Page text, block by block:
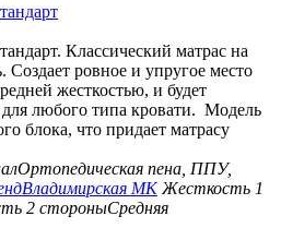
Классический матрас на
ровное и упругое место
жесткостью, и будет
любого типа кровати. Модель
блока, что придает матрасу
Ортопедическая пена, ППУ,
Владимирская МК Жесткость 1
2 стороныСредняя